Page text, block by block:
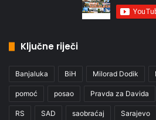
Ključne riječi
Banjaluka BiH Milorad Dodik
pomoć posao Pravda za Davida
RS SAD saobraćaj Sarajevo